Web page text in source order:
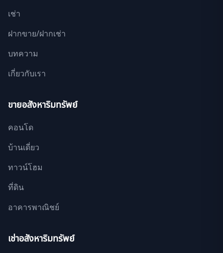
เช่า
ฝากขาย/ฝากเช่า
บทความ
เกี่ยวกับเรา
ขายอสังหาริมทรัพย์
คอนโด
บ้านเดี่ยว
ทาวน์โฮม
ที่ดิน
อาคารพาณิชย์
เช่าอสังหาริมทรัพย์